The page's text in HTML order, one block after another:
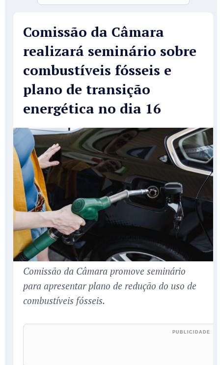
Comissão da Câmara
realizará seminário sobre
combustíveis fósseis e
plano de transição
energética no dia 16
Comissão da Câmara promove seminário
para apresentar plano de redução do uso de
combustíveis fósseis.